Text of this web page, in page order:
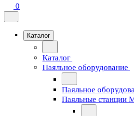
0
Каталог
Каталог
Паяльное оборудование
Паяльное
Паяльные станции